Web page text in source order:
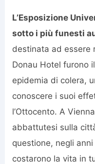
L’Esposizione
sotto i più funesti
destinata ad essere
Donau Hotel furono
epidemia di colera,
conoscere i suoi
l’Ottocento. A
abbattutesi sulla
questione, negli
costarono la vita in